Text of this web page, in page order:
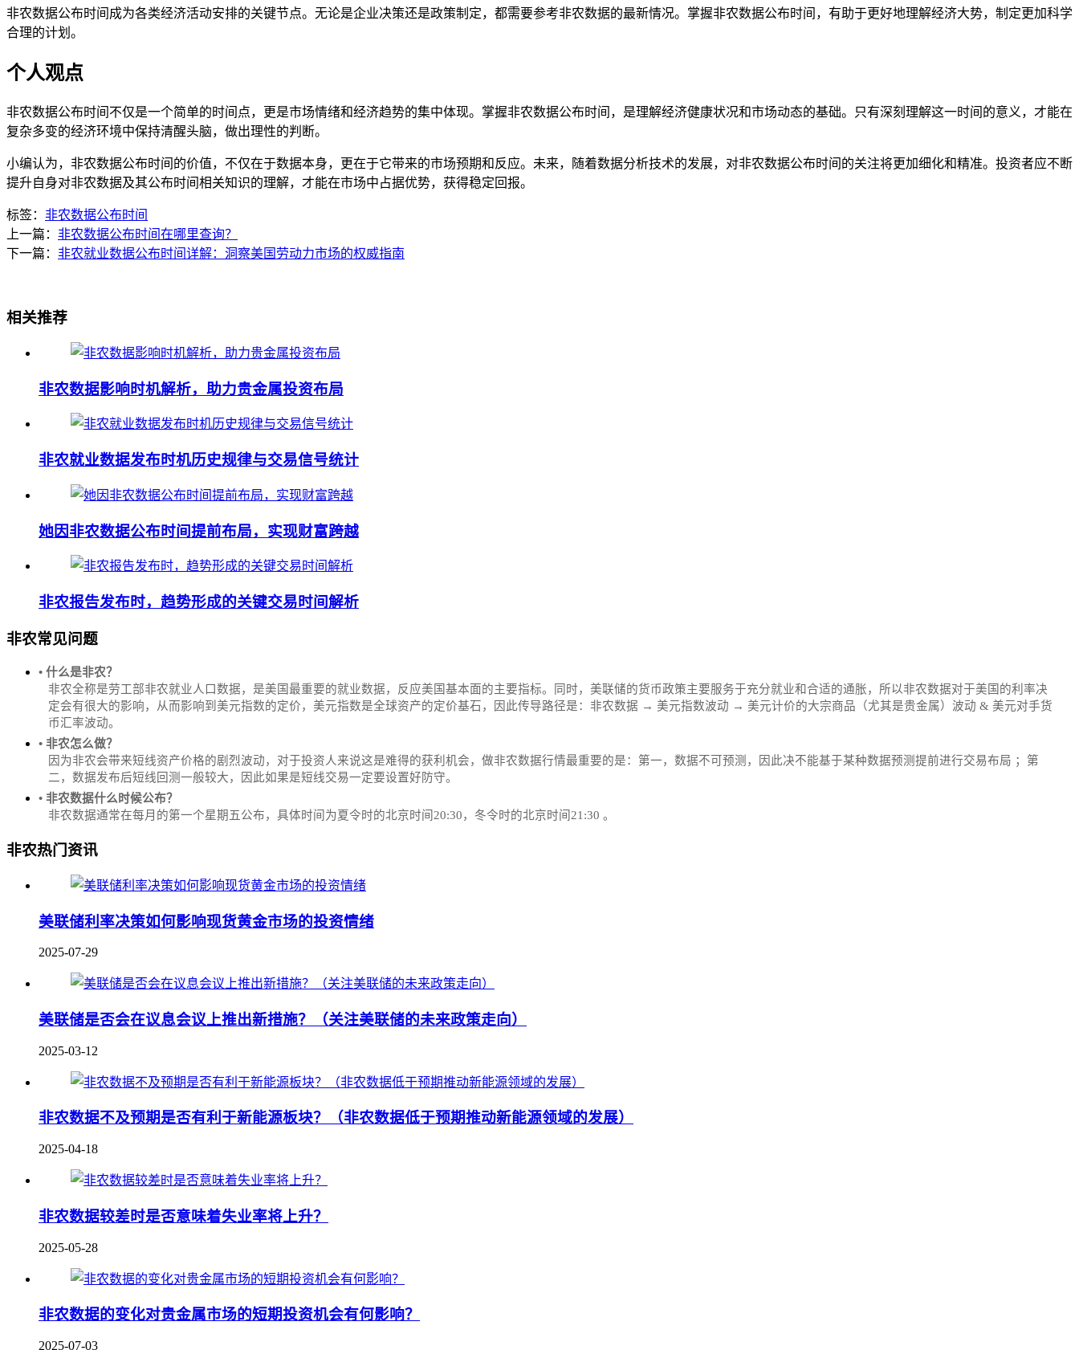
非农数据公布时间成为各类经济活动安排的关键节点。无论是企业决策还是政策制定，都需要参考非农数据的最新情况。掌握非农数据公布时间，有助于更好地理解经济大势，制定更加科学
合理的计划。
个人观点
非农数据公布时间不仅是一个简单的时间点，更是市场情绪和经济趋势的集中体现。掌握非农数据公布时间，是理解经济健康状况和市场动态的基础。只有深刻理解这一时间的意义，才能在
复杂多变的经济环境中保持清醒头脑，做出理性的判断。
小编认为，非农数据公布时间的价值，不仅在于数据本身，更在于它带来的市场预期和反应。未来，随着数据分析技术的发展，对非农数据公布时间的关注将更加细化和精准。投资者应不断
提升自身对非农数据及其公布时间相关知识的理解，才能在市场中占据优势，获得稳定回报。
标签： 非农数据公布时间
上一篇： 非农数据公布时间在哪里查询？
下一篇： 非农就业数据公布时间详解：洞察美国劳动力市场的权威指南
相关推荐
非农数据影响时机解析，助力贵金属投资布局
非农就业数据发布时机历史规律与交易信号统计
她因非农数据公布时间提前布局，实现财富跨越
非农报告发布时，趋势形成的关键交易时间解析
非农常见问题
• 什么是非农？
非农全称是劳工部非农就业人口数据，是美国最重要的就业数据，反应美国基本面的主要指标。同时，美联储的货币政策主要服务于充分就业和合适的通胀，所以非农数据对于美国的利率决
定会有很大的影响，从而影响到美元指数的定价，美元指数是全球资产的定价基石，因此传导路径是：非农数据 → 美元指数波动 → 美元计价的大宗商品（尤其是贵金属）波动 & 美元对手货
币汇率波动。
• 非农怎么做？
因为非农会带来短线资产价格的剧烈波动，对于投资人来说这是难得的获利机会，做非农数据行情最重要的是：第一，数据不可预测，因此决不能基于某种数据预测提前进行交易布局 ；第
二，数据发布后短线回测一般较大，因此如果是短线交易一定要设置好防守。
• 非农数据什么时候公布？
‌非农数据通常在每月的第一个星期五公布，具体时间为夏令时的北京时间20:30，冬令时的北京时间21:30‌‌ 。
非农热门资讯
美联储利率决策如何影响现货黄金市场的投资情绪
2025-07-29
美联储是否会在议息会议上推出新措施？（关注美联储的未来政策走向）
2025-03-12
非农数据不及预期是否有利于新能源板块？（非农数据低于预期推动新能源领域的发展）
2025-04-18
非农数据较差时是否意味着失业率将上升？
2025-05-28
非农数据的变化对贵金属市场的短期投资机会有何影响？
2025-07-03